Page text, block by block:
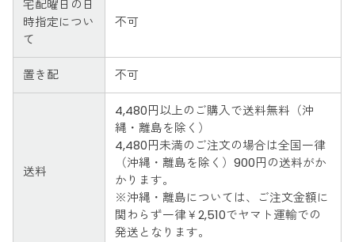
宅配曜日の日
時指定につい
て
不可
置き配 不可
送料
4,480円以上のご購入で送料無料（沖
縄・離島を除く）
4,480円未満のご注文の場合は全国一律
（沖縄・離島を除く）900円の送料がか
かります。
※沖縄・離島については、ご注文金額に
関わらず一律￥2,510でヤマト運輸での
発送となります。